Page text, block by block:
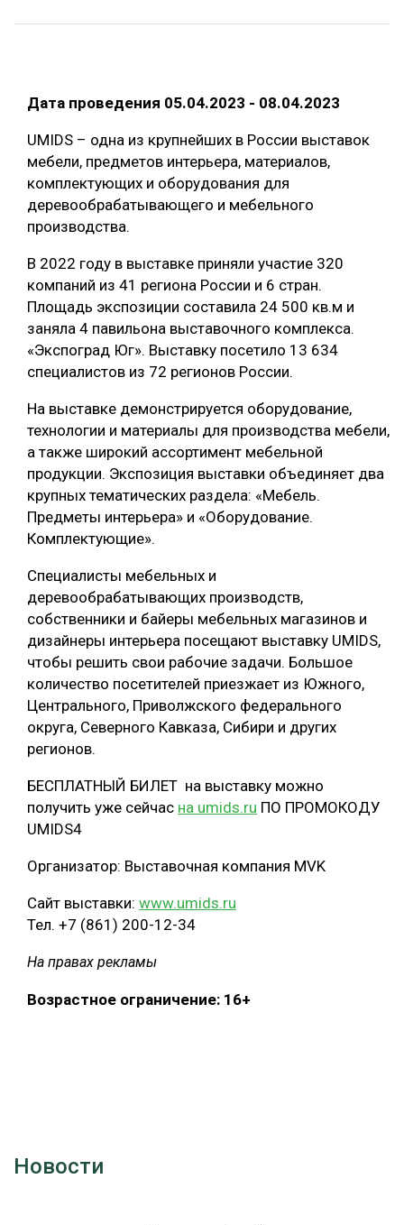
ЛЕСОПИЛЕНИЕ
ДЕРЕВЯННОЕ ДОМОСТРОЕНИЕ
БЕЗОПАСНОЕ ПРОИЗВОДСТВО
СОРТИРОВКА ДРЕВЕСИНЫ
СУШКА ДРЕВЕСИНЫ
МЕБЕЛЬНОЕ ПРОИЗВОДСТВО
Дата проведения 05.04.2023 - 08.04.2023
UMIDS – одна из крупнейших в России выставок
мебели, предметов интерьера, материалов,
комплектующих и оборудования для
деревообрабатывающего и мебельного
производства.
В 2022 году в выставке приняли участие 320
компаний из 41 региона России и 6 стран.
Площадь экспозиции составила 24 500 кв.м и
заняла 4 павильона выставочного комплекса.
«Экспоград Юг». Выставку посетило 13 634
специалистов из 72 регионов России.
На выставке демонстрируется оборудование,
технологии и материалы для производства мебели,
а также широкий ассортимент мебельной
продукции. Экспозиция выставки объединяет два
крупных тематических раздела: «Мебель.
Предметы интерьера» и «Оборудование.
Комплектующие».
Специалисты мебельных и
деревообрабатывающих производств,
собственники и байеры мебельных магазинов и
дизайнеры интерьера посещают выставку UMIDS,
чтобы решить свои рабочие задачи. Большое
количество посетителей приезжает из Южного,
Центрального, Приволжского федерального
округа, Северного Кавказа, Сибири и других
регионов.
БЕСПЛАТНЫЙ БИЛЕТ на выставку можно
получить уже сейчас на umids.ru ПО ПРОМОКОДУ
UMIDS4
Организатор: Выставочная компания MVK
Сайт выставки: www.umids.ru
Тел. +7 (861) 200-12-34
На правах рекламы
Возрастное ограничение: 16+
Новости